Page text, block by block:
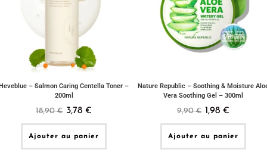
– Salmon Caring Centella Toner –
200ml
18,90€ 3,78 €
Ajouter au panier
Nature Republic – Soothing & Moisture
Vera Soothing Gel – 300ml
9,90€ 1,98 €
Ajouter au panier